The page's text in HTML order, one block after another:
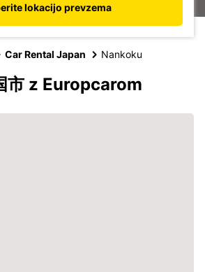
lokacijo prevzema
Car Rental Japan Nankoku
市 z Europcarom